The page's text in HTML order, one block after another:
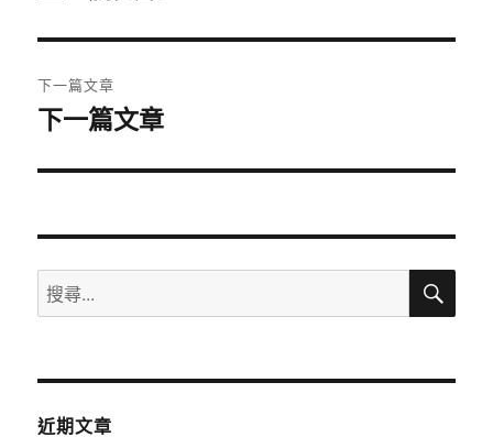
覽
篇
文
章:
下一篇文章
下
篇
章:
下一篇文章
搜
尋
鍵
搜
近期文章